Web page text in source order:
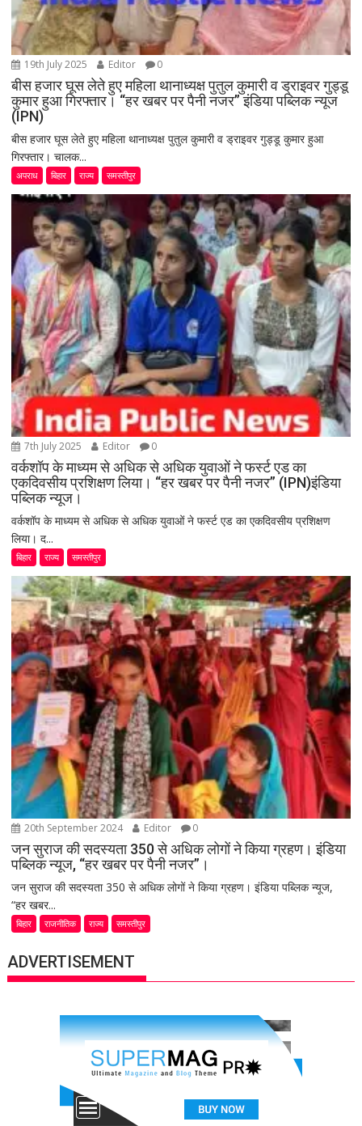
19th July 2025 Editor 0
बीस हजार घूस लेते हुए महिला थानाध्यक्ष पुतुल कुमारी व ड्राइवर गुड्डू
कुमार हुआ गिरफ्तार। “हर खबर पर पैनी नजर” इंडिया पब्लिक न्यूज
(IPN)
बीस हजार घूस लेते हुए महिला थानाध्यक्ष पुतुल कुमारी व ड्राइवर गुड्डू कुमार हुआ
गिरफ्तार। चालक...
अपराध बिहार राज्य समस्तीपुर
7th July 2025 Editor 0
वर्कशॉप के माध्यम से अधिक से अधिक युवाओं ने फर्स्ट एड का
एकदिवसीय प्रशिक्षण लिया। “हर खबर पर पैनी नजर” (IPN)इंडिया
पब्लिक न्यूज।
वर्कशॉप के माध्यम से अधिक से अधिक युवाओं ने फर्स्ट एड का एकदिवसीय प्रशिक्षण
लिया। द...
बिहार राज्य समस्तीपुर
20th September 2024 Editor 0
जन सुराज की सदस्यता 350 से अधिक लोगों ने किया ग्रहण। इंडिया
पब्लिक न्यूज, “हर खबर पर पैनी नजर”।
जन सुराज की सदस्यता 350 से अधिक लोगों ने किया ग्रहण। इंडिया पब्लिक न्यूज,
“हर खबर...
बिहार राजनीतिक राज्य समस्तीपुर
ADVERTISEMENT